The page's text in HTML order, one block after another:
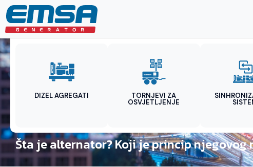
DIZEL AGREGATI TORNJEVI ZA
OSVJETLJENJE
Šta je alternator? Koji je princip njegovog